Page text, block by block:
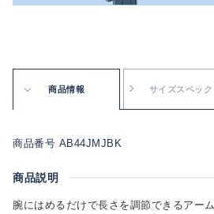
商品情報 サイズスペック
商品番号 AB44JMJBK
商品説明
腕にはめるだけで長さを調節できるアーム